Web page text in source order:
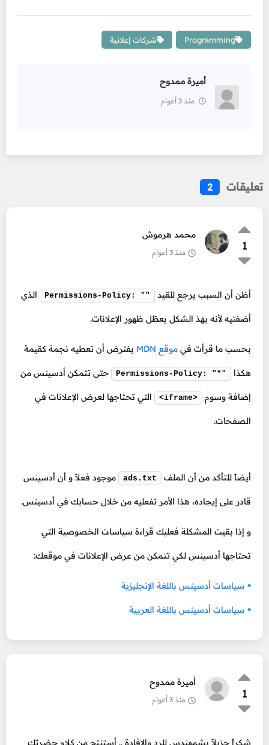
Programming شركات إعلانية
أميرة ممدوح
منذ 3 أعوام
تعليقات 2
1
محمد هرموش
منذ 3 أعوام
أظن أن السبب يرجع للقيد Permissions-Policy: "" الذي
أضفتيه لأنه بهذ الشكل يعطّل ظهور الإعلانات.
بحسب ما قرأت في موقع MDN يفترض أن تعطيه نجمة كقيمة
هكذا Permissions-Policy: "*" حتى تتمكن أدسينس من
إضافة وسوم <iframe> التي تحتاجها لعرض الإعلانات في
الصفحات.
أيضاً للتأكد من أن الملف ads.txt موجود فعلاً و أن أدسينس
قادر على إيجاده، هذا الأمر تفعليه من خلال حسابك في أدسينس.
و إذا بقيت المشكلة فعليك قراءة سياسات الخصوصية التي
تحتاجها أدسينس لكي تتمكن من عرض الإعلانات في موقعك:
سياسات أدسينس باللغة الإنجليزية
سياسات أدسينس باللغة العربية
1
أميرة ممدوح
منذ 3 أعوام
شكراً جزيلاً بشمهندس للرد والإفادة .. أستنتج من كلام حضرتك